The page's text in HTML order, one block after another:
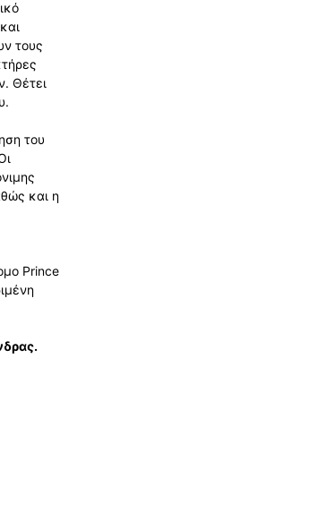
τους
Θέτει
του
και η
Prince